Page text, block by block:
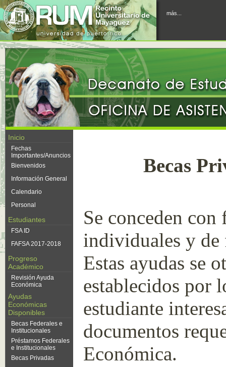
más...
Inicio
Fechas
Importantes/Anuncios
Bienvenidos
Información General
Calendario
Personal
Estudiantes
FSA ID
FAFSA 2017-2018
Progreso
Académico
Revisión Ayuda
Económica
Ayudas
Económicas
Disponibles
Becas Federales e
Institucionales
Préstamos Federales
e Institucionales
Becas Privadas
Becas
Se conceden con
individuales y
Estas ayudas se
establecidos por
estudiante
documentos
Económica.